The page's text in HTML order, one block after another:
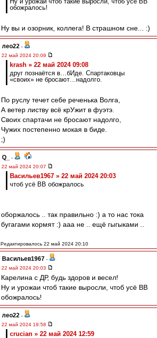
обожралось!
Ну вы и озорник, коллега! В страшном сне... :)
лео22 -
22 май 2024 20:09
krash » 22 май 2024 09:08
друг познаётся в…бИде. Спартаковцы
«своих» не бросают…надолго.
По руслу течет себе реченька Волга,
А ветер листву всё крУжит в фуэтэ.
Своих спартачи не бросают надолго,
Чужих постепенно мокая в биде.
;)
Q_
-
22 май 2024 20:07
Васильев1967 » 22 май 2024 20:03
чтоб усё ВВ обожралось
оборжалось .. так правильно :) а то нас тока
бугагами кормят :) ааа не .. ещё гыгыками ..
Редактировалось 22 май 2024 20:10
Васильев1967 -
22 май 2024 20:03
Карелина с ДР, будь здоров и весел!
Ну и урожаи чтоб такие выросли, чтоб усё ВВ
обожралось!
лео22 -
22 май 2024 19:58
crucian » 22 май 2024 12:59